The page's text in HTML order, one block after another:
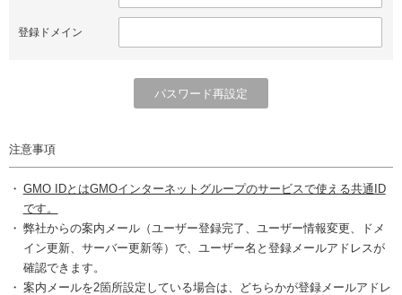
登録ドメイン
注意事項
GMO IDとはGMOインターネットグループのサービスで使える共通ID
です。
弊社からの案内メール（ユーザー登録完了、ユーザー情報変更、ドメ
イン更新、サーバー更新等）で、ユーザー名と登録メールアドレスが
確認できます。
案内メールを2箇所設定している場合は、どちらかが登録メールアドレ